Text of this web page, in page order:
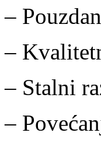
–
–
– Stalni
–